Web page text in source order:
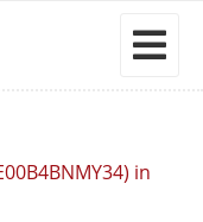
in